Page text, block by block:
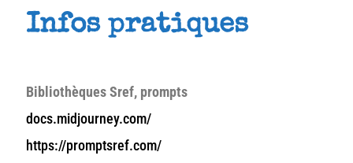
Infos pratiques
Bibliothèques Sref, prompts
docs.midjourney.com/
https://promptsref.com/